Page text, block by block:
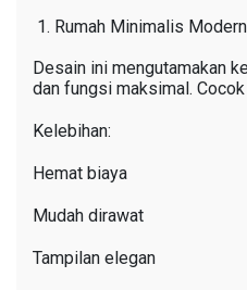
Rumah Minimalis Modern
Desain ini mengutamakan
dan fungsi maksimal.
Kelebihan:
Hemat biaya
Mudah dirawat
Tampilan elegan